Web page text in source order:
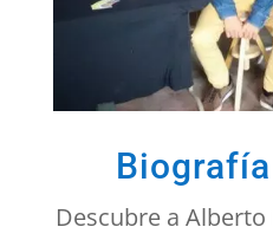
Descubre a